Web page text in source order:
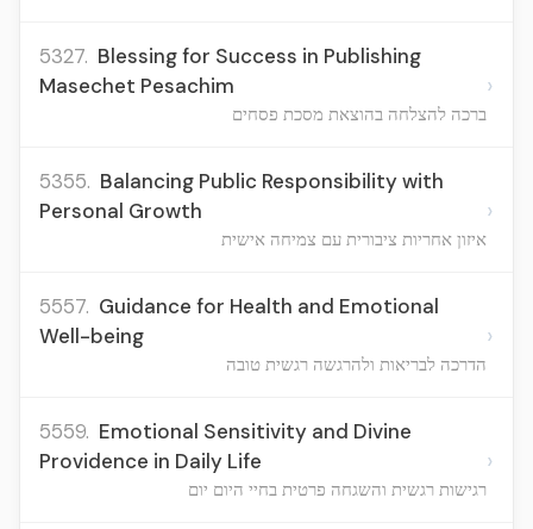
5327. Blessing for Success in Publishing
Masechet Pesachim
ברכה להצלחה בהוצאת מסכת פסחים
›
5355. Balancing Public Responsibility with
Personal Growth
איזון אחריות ציבורית עם צמיחה אישית
›
5557. Guidance for Health and Emotional
Well-being
הדרכה לבריאות ולהרגשה רגשית טובה
›
5559. Emotional Sensitivity and Divine
Providence in Daily Life
רגישות רגשית והשגחה פרטית בחיי היום יום
›